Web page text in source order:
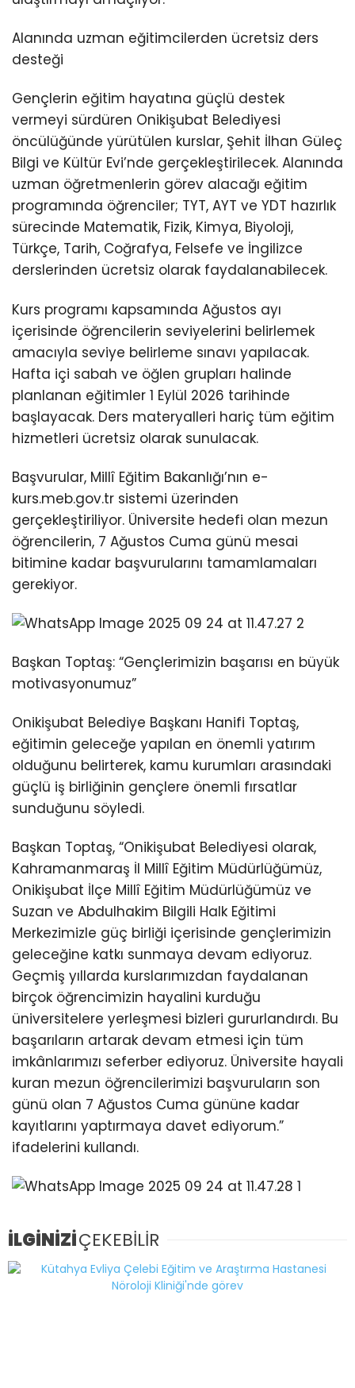
Alanında uzman eğitimcilerden ücretsiz ders
desteği
Gençlerin eğitim hayatına güçlü destek
vermeyi sürdüren Onikişubat Belediyesi
öncülüğünde yürütülen kurslar, Şehit İlhan Güleç
Bilgi ve Kültür Evi’nde gerçekleştirilecek. Alanında
uzman öğretmenlerin görev alacağı eğitim
programında öğrenciler; TYT, AYT ve YDT hazırlık
sürecinde Matematik, Fizik, Kimya, Biyoloji,
Türkçe, Tarih, Coğrafya, Felsefe ve İngilizce
derslerinden ücretsiz olarak faydalanabilecek.
Kurs programı kapsamında Ağustos ayı
içerisinde öğrencilerin seviyelerini belirlemek
amacıyla seviye belirleme sınavı yapılacak.
Hafta içi sabah ve öğlen grupları halinde
planlanan eğitimler 1 Eylül 2026 tarihinde
başlayacak. Ders materyalleri hariç tüm eğitim
hizmetleri ücretsiz olarak sunulacak.
Başvurular, Millî Eğitim Bakanlığı’nın e-
kurs.meb.gov.tr sistemi üzerinden
gerçekleştiriliyor. Üniversite hedefi olan mezun
öğrencilerin, 7 Ağustos Cuma günü mesai
bitimine kadar başvurularını tamamlamaları
gerekiyor.
Başkan Toptaş: “Gençlerimizin başarısı en büyük
motivasyonumuz”
Onikişubat Belediye Başkanı Hanifi Toptaş,
eğitimin geleceğe yapılan en önemli yatırım
olduğunu belirterek, kamu kurumları arasındaki
güçlü iş birliğinin gençlere önemli fırsatlar
sunduğunu söyledi.
Başkan Toptaş, “Onikişubat Belediyesi olarak,
Kahramanmaraş İl Millî Eğitim Müdürlüğümüz,
Onikişubat İlçe Millî Eğitim Müdürlüğümüz ve
Suzan ve Abdulhakim Bilgili Halk Eğitimi
Merkezimizle güç birliği içerisinde gençlerimizin
geleceğine katkı sunmaya devam ediyoruz.
Geçmiş yıllarda kurslarımızdan faydalanan
birçok öğrencimizin hayalini kurduğu
üniversitelere yerleşmesi bizleri gururlandırdı. Bu
başarıların artarak devam etmesi için tüm
imkânlarımızı seferber ediyoruz. Üniversite hayali
kuran mezun öğrencilerimizi başvuruların son
günü olan 7 Ağustos Cuma gününe kadar
kayıtlarını yaptırmaya davet ediyorum.”
ifadelerini kullandı.
İLGİNİZİÇEKEBİLİR